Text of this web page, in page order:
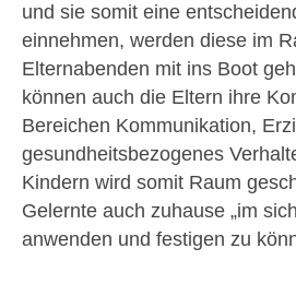
und sie somit eine
einnehmen, werden diese im
Elternabenden mit ins Boot
können auch die Eltern ihre
Bereichen Kommunikation,
gesundheitsbezogenes
Kindern wird somit Raum
Gelernte auch zuhause „im
anwenden und festigen zu